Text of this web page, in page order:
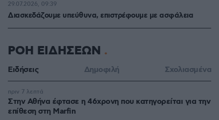
Διασκεδάζουμε υπεύθυνα, επιστρέφουμε με ασφάλεια
29.07.2026, 09:39
ΡΟΗ ΕΙΔΗΣΕΩΝ
Ειδήσεις Δημοφιλή Σχολιασμένα
Στην Αθήνα έφτασε η 46χρονη που κατηγορείται για την
επίθεση στη Marfin
πριν 7 λεπτά